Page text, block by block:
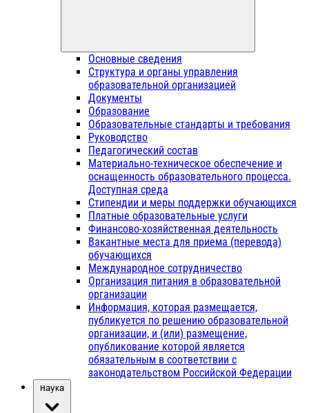
Основные сведения
Структура и органы управления
образовательной организацией
Документы
Образование
Образовательные стандарты и требования
Руководство
Педагогический состав
Материально-техническое обеспечение и
оснащенность образовательного процесса.
Доступная среда
Стипендии и меры поддержки обучающихся
Платные образовательные услуги
Финансово-хозяйственная деятельность
Вакантные места для приема (перевода)
обучающихся
Международное сотрудничество
Организация питания в образовательной
организации
Информация, которая размещается,
публикуется по решению образовательной
организации, и (или) размещение,
опубликование которой является
обязательным в соответствии с
законодательством Российской Федерации
Наука